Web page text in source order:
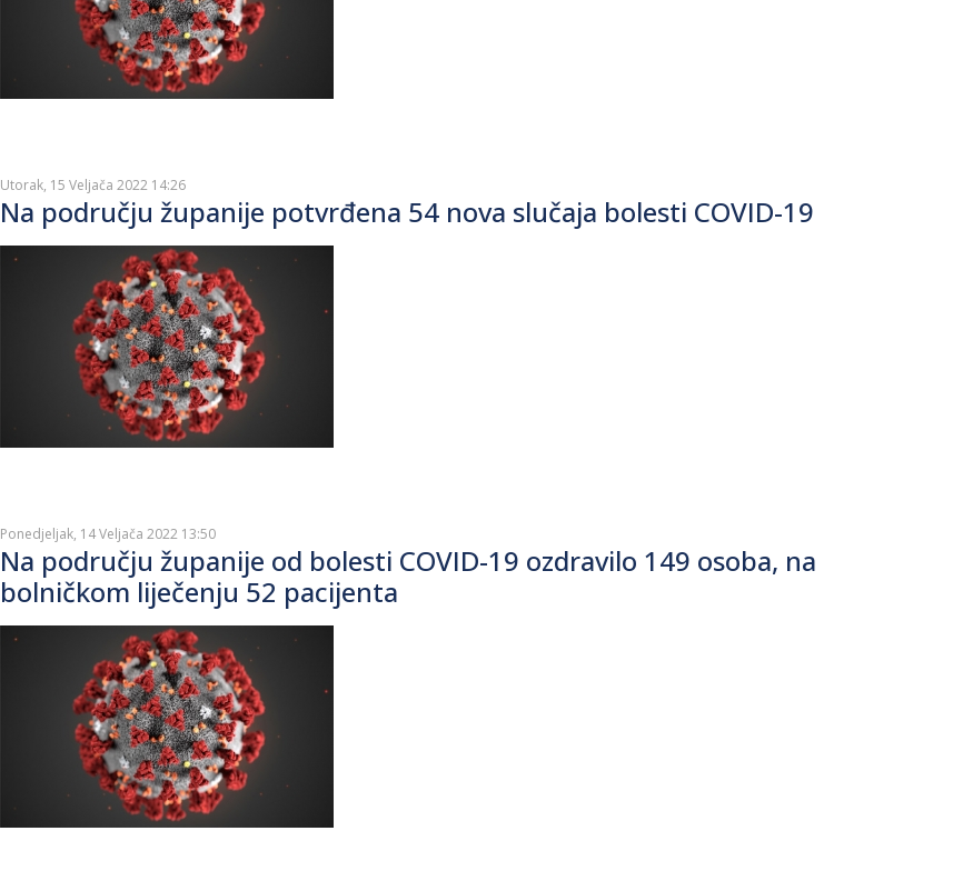
Utorak, 15 Veljača 2022 14:26
Na području županije potvrđena 54 nova slučaja bolesti COVID-19
Ponedjeljak, 14 Veljača 2022 13:50
Na području županije od bolesti COVID-19 ozdravilo 149 osoba, na
bolničkom liječenju 52 pacijenta